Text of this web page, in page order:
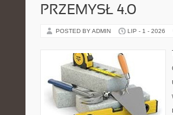
PRZEMYSŁ 4.0
POSTED BY ADMIN LIP - 1 - 2026